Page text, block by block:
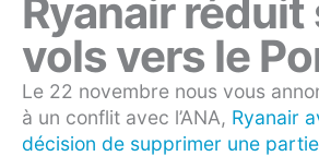
Ryanair réduit
vols vers le
Le 22 novembre nous vous
à un conflit avec l’ANA, Ryanair
décision de supprimer une